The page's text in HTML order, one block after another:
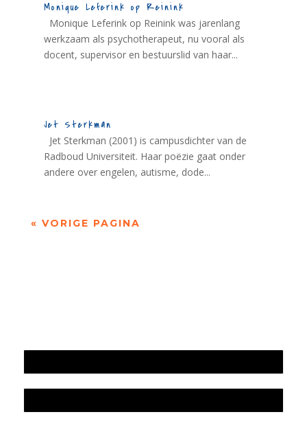
Monique Leferink op Reinink
Monique Leferink op Reinink was jarenlang
werkzaam als psychotherapeut, nu vooral als
docent, supervisor en bestuurslid van haar...
Jet Sterkman
Jet Sterkman (2001) is campusdichter van de
Radboud Universiteit. Haar poëzie gaat onder
andere over engelen, autisme, dode...
« VORIGE PAGINA